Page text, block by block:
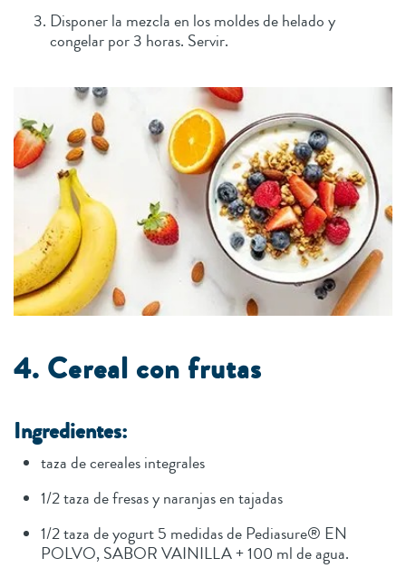
Disponer la mezcla en los moldes de helado y
congelar por 3 horas. Servir.
4. Cereal con frutas
Ingredientes:
taza de cereales integrales
1/2 taza de fresas y naranjas en tajadas
1/2 taza de yogurt 5 medidas de Pediasure® EN
POLVO, SABOR VAINILLA + 100 ml de agua.